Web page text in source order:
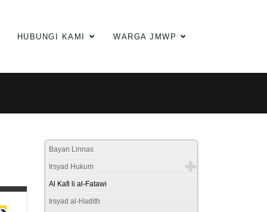
HUBUNGI KAMI WARGA JMWP
Bayan Linnas
Irsyad Hukum
Al Kafi li al-Fatawi
Irsyad al-Hadith